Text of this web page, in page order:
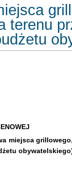
terenu
miejsca